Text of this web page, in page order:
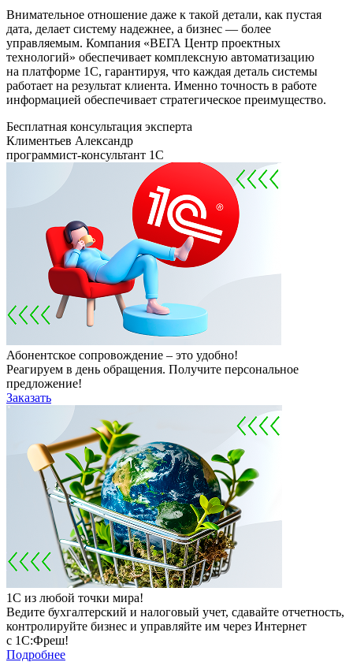
Внимательное отношение даже к такой детали, как пустая
дата, делает систему надежнее, а бизнес — более
управляемым. Компания «ВЕГА Центр проектных
технологий» обеспечивает комплексную автоматизацию
на платформе 1С, гарантируя, что каждая деталь системы
работает на результат клиента. Именно точность в работе
информацией обеспечивает стратегическое преимущество.
Бесплатная консультация эксперта
Климентьев Александр
программист-консультант 1С
Абонентское сопровождение – это удобно!
Реагируем в день обращения. Получите персональное
предложение!
Заказать
1С из любой точки мира!
Ведите бухгалтерский и налоговый учет, сдавайте отчетность,
контролируйте бизнес и управляйте им через Интернет
с 1С:Фреш!
Подробнее